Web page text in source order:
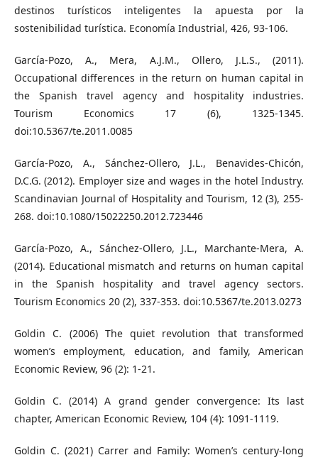
destinos turísticos inteligentes la apuesta por la
sostenibilidad turística. Economía Industrial, 426, 93-106.
García-Pozo, A., Mera, A.J.M., Ollero, J.L.S., (2011).
Occupational differences in the return on human capital in
the Spanish travel agency and hospitality industries.
Tourism Economics 17 (6), 1325-1345.
doi:10.5367/te.2011.0085
García-Pozo, A., Sánchez-Ollero, J.L., Benavides-Chicón,
D.C.G. (2012). Employer size and wages in the hotel Industry.
Scandinavian Journal of Hospitality and Tourism, 12 (3), 255-
268. doi:10.1080/15022250.2012.723446
García-Pozo, A., Sánchez-Ollero, J.L., Marchante-Mera, A.
(2014). Educational mismatch and returns on human capital
in the Spanish hospitality and travel agency sectors.
Tourism Economics 20 (2), 337-353. doi:10.5367/te.2013.0273
Goldin C. (2006) The quiet revolution that transformed
women’s employment, education, and family, American
Economic Review, 96 (2): 1-21.
Goldin C. (2014) A grand gender convergence: Its last
chapter, American Economic Review, 104 (4): 1091-1119.
Goldin C. (2021) Carrer and Family: Women’s century-long